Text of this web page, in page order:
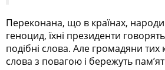
Переконана, що в країнах,
геноцид, їхні президенти
подібні слова. Але громадяни тих
слова з повагою і бережуть